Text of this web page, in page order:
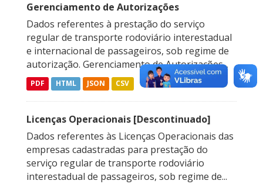
Gerenciamento de Autorizações
Dados referentes à prestação do serviço
regular de transporte rodoviário interestadual
e internacional de passageiros, sob regime de
autorização. Gerenciamento de Autorizações...
PDF HTML JSON CSV
Licenças Operacionais [Descontinuado]
Dados referentes às Licenças Operacionais das
empresas cadastradas para prestação do
serviço regular de transporte rodoviário
interestadual de passageiros, sob regime de...